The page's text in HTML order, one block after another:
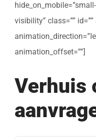
visibility” class=””
animation_offset=””]
Verhuis